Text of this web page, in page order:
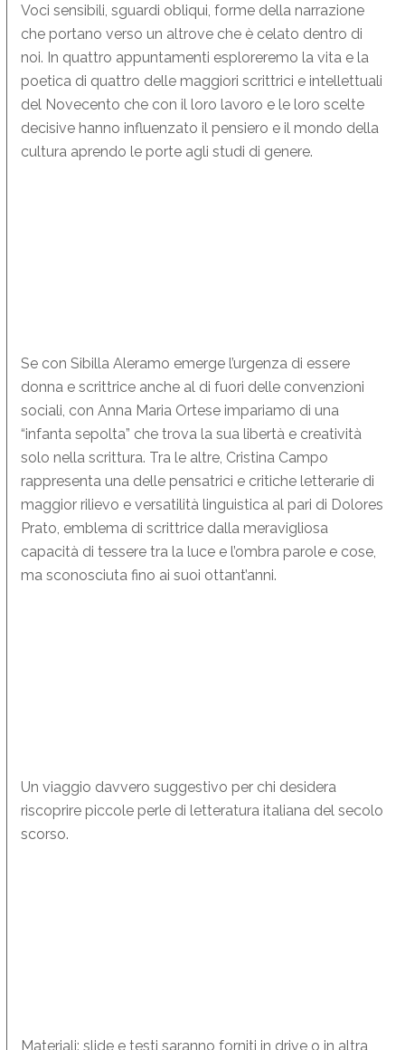
Voci sensibili, sguardi obliqui, forme della narrazione
che portano verso un altrove che è celato dentro di
noi. In quattro appuntamenti esploreremo la vita e la
poetica di quattro delle maggiori scrittrici e intellettuali
del Novecento che con il loro lavoro e le loro scelte
decisive hanno influenzato il pensiero e il mondo della
cultura aprendo le porte agli studi di genere.
Se con Sibilla Aleramo emerge l’urgenza di essere
donna e scrittrice anche al di fuori delle convenzioni
sociali, con Anna Maria Ortese impariamo di una
“infanta sepolta” che trova la sua libertà e creatività
solo nella scrittura. Tra le altre, Cristina Campo
rappresenta una delle pensatrici e critiche letterarie di
maggior rilievo e versatilità linguistica al pari di Dolores
Prato, emblema di scrittrice dalla meravigliosa
capacità di tessere tra la luce e l’ombra parole e cose,
ma sconosciuta fino ai suoi ottant’anni.
Un viaggio davvero suggestivo per chi desidera
riscoprire piccole perle di letteratura italiana del secolo
scorso.
Materiali: slide e testi saranno forniti in drive o in altra